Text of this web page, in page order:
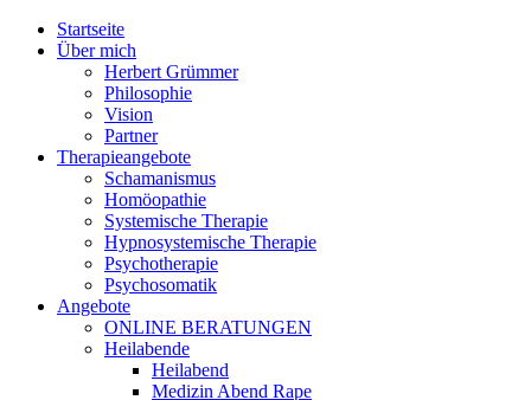
Jump to navigation
Startseite
Über mich
Herbert Grümmer
Philosophie
Vision
Partner
Therapieangebote
Schamanismus
Homöopathie
Systemische Therapie
Hypnosystemische Therapie
Psychotherapie
Psychosomatik
Angebote
ONLINE BERATUNGEN
Heilabende
Heilabend
Medizin Abend Rape